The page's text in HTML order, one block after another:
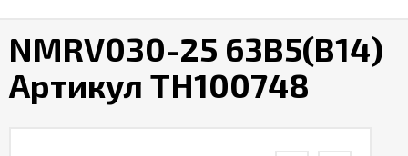
NMRV030-25 63B5(B14)
Артикул TH100748